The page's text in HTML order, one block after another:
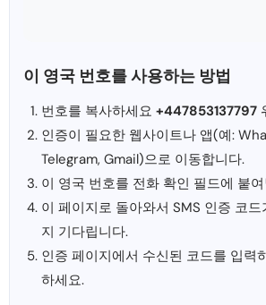
이 영국 번호를 사용하는 방법
번호를 복사하세요 +447853137797
인증이 필요한 웹사이트나 앱(예:
Telegram, Gmail)으로 이동합니다.
이 영국 번호를 전화 확인 필드에 붙
이 페이지로 돌아와서 SMS 인증 코
지 기다립니다.
인증 페이지에서 수신된 코드를 입력
하세요.